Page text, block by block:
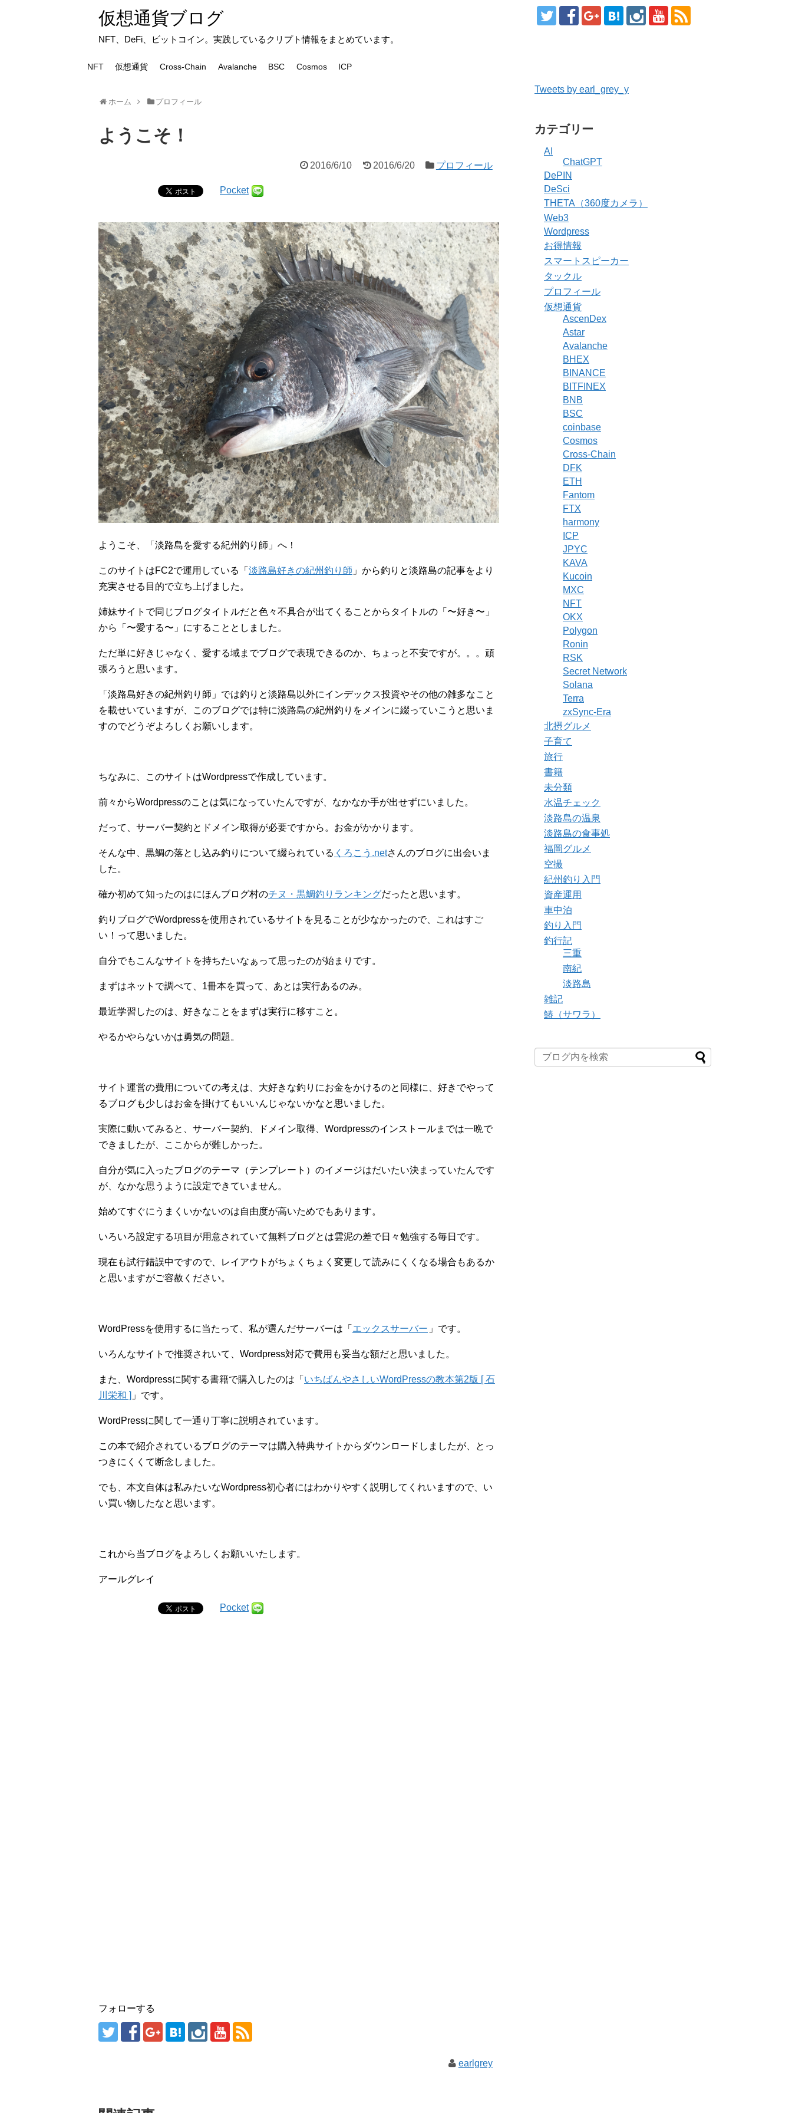
仮想通貨ブログ
NFT、DeFi、ビットコイン。実践しているクリプト情報をまとめています。
NFT 仮想通貨 Cross-Chain Avalanche BSC Cosmos ICP
ホーム プロフィール
ようこそ！
2016/6/10 2016/6/20 プロフィール
Pocket
ようこそ、「淡路島を愛する紀州釣り師」へ！
このサイトはFC2で運用している「 淡路島好きの紀州釣り師 」から釣りと淡路島の記事をより
充実させる目的で立ち上げました。
姉妹サイトで同じブログタイトルだと色々不具合が出てくることからタイトルの「〜好き〜」
から「〜愛する〜」にすることとしました。
ただ単に好きじゃなく、愛する域までブログで表現できるのか、ちょっと不安ですが。。。頑
張ろうと思います。
「淡路島好きの紀州釣り師」では釣りと淡路島以外にインデックス投資やその他の雑多なこと
を載せいていますが、このブログでは特に淡路島の紀州釣りをメインに綴っていこうと思いま
すのでどうぞよろしくお願いします。
ちなみに、このサイトはWordpressで作成しています。
前々からWordpressのことは気になっていたんですが、なかなか手が出せずにいました。
だって、サーバー契約とドメイン取得が必要ですから。お金がかかります。
そんな中、黒鯛の落とし込み釣りについて綴られている くろこう.netさんのブログに出会いま
した。
確か初めて知ったのはにほんブログ村のチヌ・黒鯛釣りランキングだったと思います。
釣りブログでWordpressを使用されているサイトを見ることが少なかったので、これはすご
い！って思いました。
自分でもこんなサイトを持ちたいなぁって思ったのが始まりです。
まずはネットで調べて、1冊本を買って、あとは実行あるのみ。
最近学習したのは、好きなことをまずは実行に移すこと。
やるかやらないかは勇気の問題。
サイト運営の費用についての考えは、大好きな釣りにお金をかけるのと同様に、好きでやって
るブログも少しはお金を掛けてもいいんじゃないかなと思いました。
実際に動いてみると、サーバー契約、ドメイン取得、Wordpressのインストールまでは一晩で
できましたが、ここからが難しかった。
自分が気に入ったブログのテーマ（テンプレート）のイメージはだいたい決まっていたんです
が、なかな思うように設定できていません。
始めてすぐにうまくいかないのは自由度が高いためでもあります。
いろいろ設定する項目が用意されていて無料ブログとは雲泥の差で日々勉強する毎日です。
現在も試行錯誤中ですので、レイアウトがちょくちょく変更して読みにくくなる場合もあるか
と思いますがご容赦ください。
WordPressを使用するに当たって、私が選んだサーバーは「 エックスサーバー 」です。
いろんなサイトで推奨されいて、Wordpress対応で費用も妥当な額だと思いました。
また、Wordpressに関する書籍で購入したのは「 いちばんやさしいWordPressの教本第2版 [ 石
川栄和 ] 」です。
WordPressに関して一通り丁寧に説明されています。
この本で紹介されているブログのテーマは購入特典サイトからダウンロードしましたが、とっ
つきにくくて断念しました。
でも、本文自体は私みたいなWordpress初心者にはわかりやすく説明してくれいますので、い
い買い物したなと思います。
これから当ブログをよろしくお願いいたします。
アールグレイ
Pocket
フォローする
earlgrey
Tweets by earl_grey_y
カテゴリー
AI
ChatGPT
DePIN
DeSci
THETA（360度カメラ）
Web3
Wordpress
お得情報
スマートスピーカー
タックル
プロフィール
仮想通貨
AscenDex
Astar
Avalanche
BHEX
BINANCE
BITFINEX
BNB
BSC
coinbase
Cosmos
Cross-Chain
DFK
ETH
Fantom
FTX
harmony
ICP
JPYC
KAVA
Kucoin
MXC
NFT
OKX
Polygon
Ronin
RSK
Secret Network
Solana
Terra
zxSync-Era
北摂グルメ
子育て
旅行
書籍
未分類
水温チェック
淡路島の温泉
淡路島の食事処
福岡グルメ
空撮
紀州釣り入門
資産運用
車中泊
釣り入門
釣行記
三重
南紀
淡路島
雑記
鰆（サワラ）